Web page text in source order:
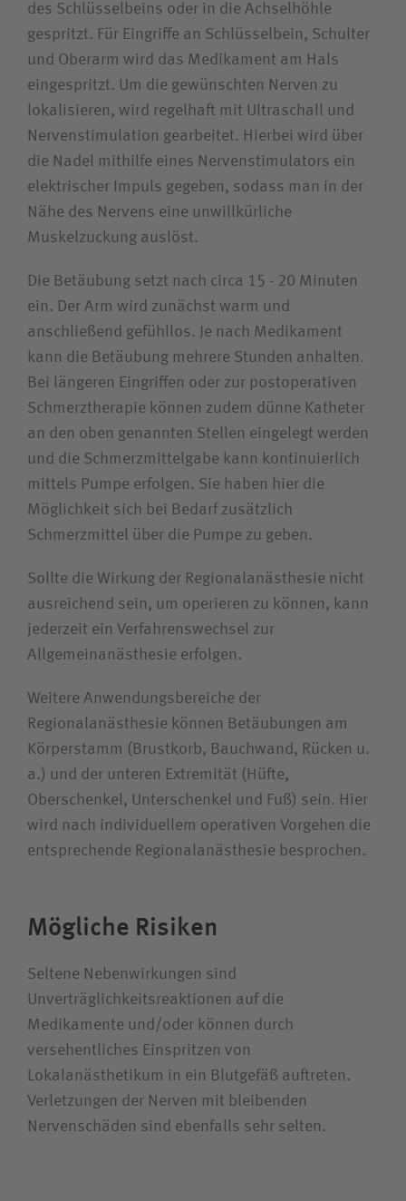
Patientin / Patient
Besucherin / Besucher
Unfallversicherungsträger
Zuweiserin / Zuweiser
Journalistin / Journalist
des Schlüsselbeins oder in die Achselhöhle
gespritzt. Für Eingriffe an Schlüsselbein, Schulter
und Oberarm wird das Medikament am Hals
eingespritzt. Um die gewünschten Nerven zu
lokalisieren, wird regelhaft mit Ultraschall und
Nervenstimulation gearbeitet. Hierbei wird über
die Nadel mithilfe eines Nervenstimulators ein
elektrischer Impuls gegeben, sodass man in der
Nähe des Nervens eine unwillkürliche
Muskelzuckung auslöst.
Die Betäubung setzt nach circa 15 - 20 Minuten
ein. Der Arm wird zunächst warm und
anschließend gefühllos. Je nach Medikament
kann die Betäubung mehrere Stunden anhalten.
Bei längeren Eingriffen oder zur postoperativen
Schmerztherapie können zudem dünne Katheter
an den oben genannten Stellen eingelegt werden
und die Schmerzmittelgabe kann kontinuierlich
mittels Pumpe erfolgen. Sie haben hier die
Möglichkeit sich bei Bedarf zusätzlich
Schmerzmittel über die Pumpe zu geben.
Sollte die Wirkung der Regionalanästhesie nicht
ausreichend sein, um operieren zu können, kann
jederzeit ein Verfahrenswechsel zur
Allgemeinanästhesie erfolgen.
Weitere Anwendungsbereiche der
Regionalanästhesie können Betäubungen am
Körperstamm (Brustkorb, Bauchwand, Rücken u.
a.) und der unteren Extremität (Hüfte,
Oberschenkel, Unterschenkel und Fuß) sein. Hier
wird nach individuellem operativen Vorgehen die
entsprechende Regionalanästhesie besprochen.
Mögliche Risiken
Seltene Nebenwirkungen sind
Unverträglichkeitsreaktionen auf die
Medikamente und/oder können durch
versehentliches Einspritzen von
Lokalanästhetikum in ein Blutgefäß auftreten.
Verletzungen der Nerven mit bleibenden
Nervenschäden sind ebenfalls sehr selten.